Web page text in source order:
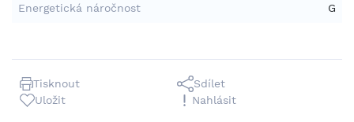
Tisknout
Sdílet
Uložit
Nahlásit
Energetická náročnost G